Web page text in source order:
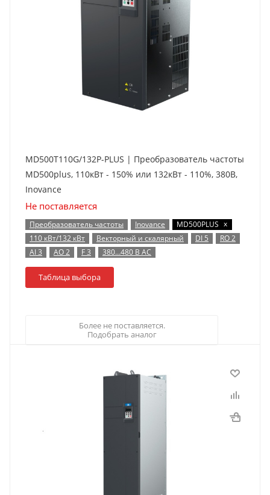
MD500T110G/132P-PLUS | Преобразователь частоты
MD500plus, 110кВт - 150% или 132кВт - 110%, 380В,
Inovance
Не поставляется
Преобразователь частоты Inovance MD500PLUS x
110 кВт/132 кВт
Векторный и скалярный DI 5
RO 2
AI 3
AO 2 F 3 380…480 В AC
Таблица выбора
Более не поставляется.
Подобрать аналог